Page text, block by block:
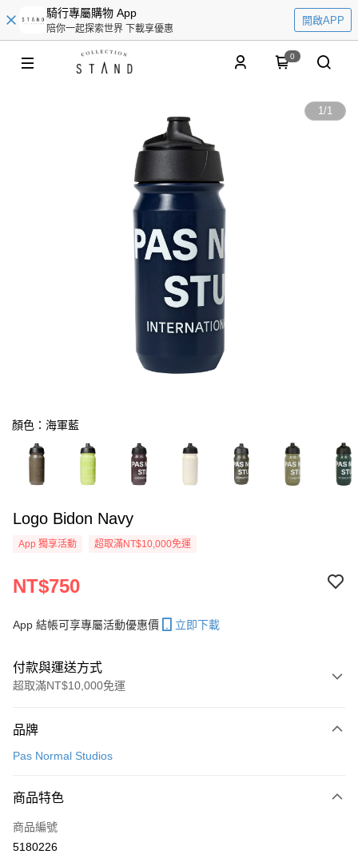
騎行專屬購物 App
陪你一起探索世界 下載享優惠
開啟APP
0
1/1
顏色：海軍藍
Logo Bidon Navy
App 獨享活動 超取滿NT$10,000免運
NT$750
App 結帳可享專屬活動優惠價 立即下載
付款與運送方式
超取滿NT$10,000免運
信用卡一次付款
LINE Pay
Apple Pay
品牌
Pas Normal Studios
商品特色
商品編號
5180226